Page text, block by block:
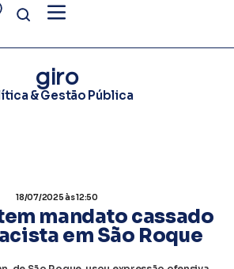
giro
& Gestão Pública
18/07/2025às 12:50
mandato cassado
em São Roque